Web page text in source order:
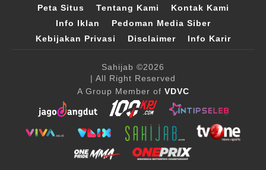
Peta Situs Tentang Kami
Kontak Kami
Info Iklan
Pedoman Media Siber
Kebijakan Privasi
Disclaimer Info Karir
Sahijab ©2026
| All Right Reserved
A Group Member of VDVC